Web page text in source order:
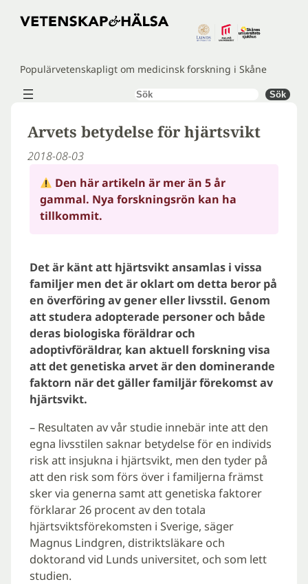
Hoppa
Populärvetenskapligt om medicinsk forskning i Skåne
Sök Sök
Arvets betydelse för hjärtsvikt
2018-08-03
Den här artikeln är mer än 5 år
gammal. Nya forskningsrön kan ha
tillkommit.
Det är känt att hjärtsvikt ansamlas i vissa
familjer men det är oklart om detta beror på
en överföring av gener eller livsstil. Genom
att studera adopterade personer och både
deras biologiska föräldrar och
adoptivföräldrar, kan aktuell forskning visa
att det genetiska arvet är den dominerande
faktorn när det gäller familjär förekomst av
hjärtsvikt.
– Resultaten av vår studie innebär inte att den
egna livsstilen saknar betydelse för en individs
risk att insjukna i hjärtsvikt, men den tyder på
att den risk som förs över i familjerna främst
sker via generna samt att genetiska faktorer
förklarar 26 procent av den totala
hjärtsviktsförekomsten i Sverige, säger
Magnus Lindgren, distriktsläkare och
doktorand vid Lunds universitet, och som lett
studien.